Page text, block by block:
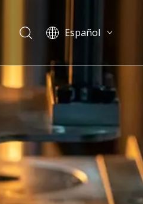
Español
العربية
Français
Pусский
Português
简体中文